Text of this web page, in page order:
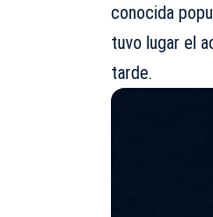
conocida
tuvo lugar el
tarde.